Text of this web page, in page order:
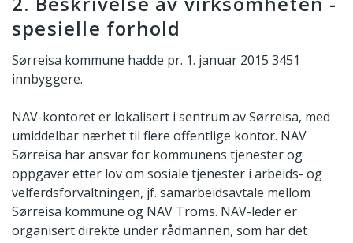
spesielle forhold
Sørreisa kommune hadde pr. 1. januar 2015 3451
innbyggere.
NAV-kontoret er lokalisert i sentrum av Sørreisa, med
umiddelbar nærhet til flere offentlige kontor. NAV
Sørreisa har ansvar for kommunens tjenester og
oppgaver etter lov om sosiale tjenester i arbeids- og
velferdsforvaltningen, jf. samarbeidsavtale mellom
Sørreisa kommune og NAV Troms. NAV-leder er
organisert direkte under rådmannen, som har det